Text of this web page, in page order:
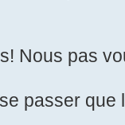
Nous pas
passer